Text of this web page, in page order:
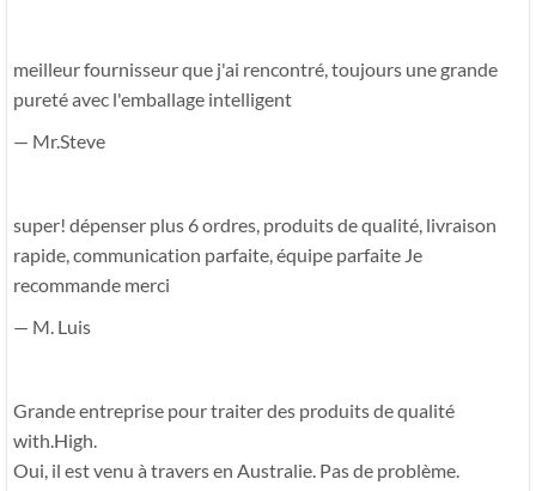
meilleur fournisseur que j'ai rencontré, toujours une grande
pureté avec l'emballage intelligent
— Mr.Steve
super! dépenser plus 6 ordres, produits de qualité, livraison
rapide, communication parfaite, équipe parfaite Je
recommande merci
— M. Luis
Grande entreprise pour traiter des produits de qualité
with.High.
Oui, il est venu à travers en Australie. Pas de problème.